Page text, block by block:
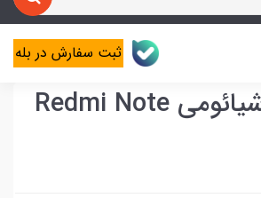
ثبت سفارش در بله
قاب گوشی شیائومی Redmi Note